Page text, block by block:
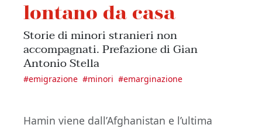
lontano da casa
Storie di minori stranieri non
accompagnati. Prefazione di Gian
Antonio Stella
#emigrazione #minori #emarginazione
Hamin viene dall’Afghanistan e l’ultima